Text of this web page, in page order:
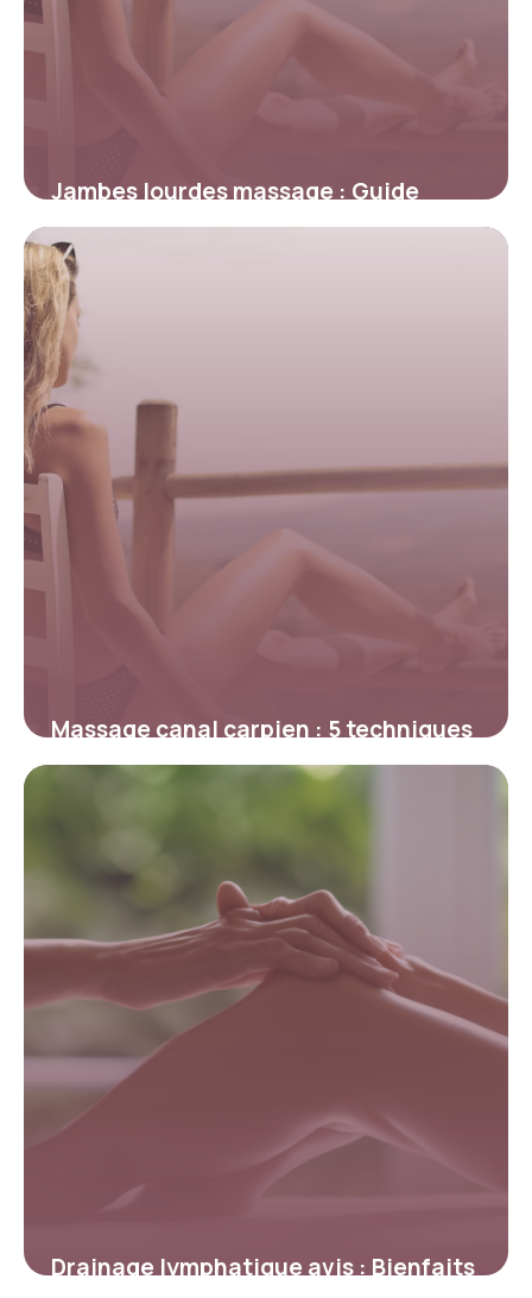
Jambes lourdes massage : Guide
complet 2026
17 mai 2026
Massage canal carpien : 5 techniques
soulagement
Drainage lymphatique avis : Bienfaits